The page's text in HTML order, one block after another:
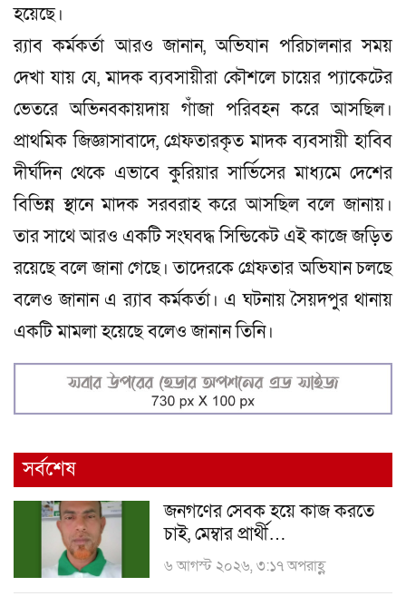
হয়েছে।
র‍্যাব কর্মকর্তা আরও জানান, অভিযান পরিচালনার সময়
দেখা যায় যে, মাদক ব্যবসায়ীরা কৌশলে চায়ের প্যাকেটের
ভেতরে অভিনবকায়দায় গাঁজা পরিবহন করে আসছিল।
প্রাথমিক জিজ্ঞাসাবাদে, গ্রেফতারকৃত মাদক ব্যবসায়ী হাবিব
দীর্ঘদিন থেকে এভাবে কুরিয়ার সার্ভিসের মাধ্যমে দেশের
বিভিন্ন স্থানে মাদক সরবরাহ করে আসছিল বলে জানায়।
তার সাথে আরও একটি সংঘবদ্ধ সিন্ডিকেট এই কাজে জড়িত
রয়েছে বলে জানা গেছে। তাদেরকে গ্রেফতার অভিযান চলছে
বলেও জানান এ র‍্যাব কর্মকর্তা। এ ঘটনায় সৈয়দপুর থানায়
একটি মামলা হয়েছে বলেও জানান তিনি।
সর্বশেষ
জনগণের সেবক হয়ে কাজ করতে
চাই, মেম্বার প্রার্থী…
৬ আগস্ট ২০২৬, ৩:১৭ অপরাহ্ণ